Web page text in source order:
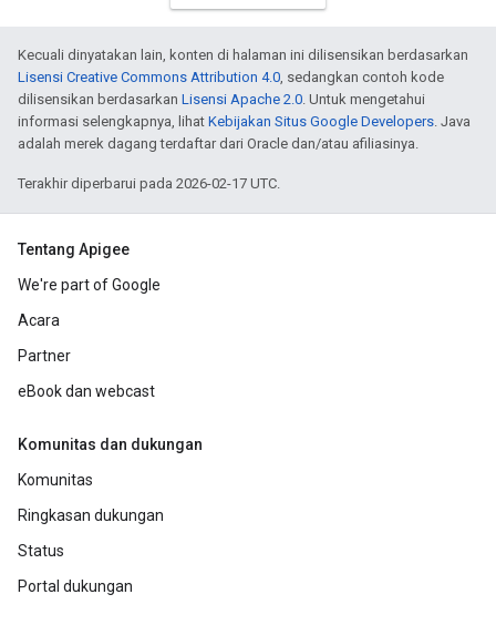
Kecuali dinyatakan lain, konten di halaman ini dilisensikan berdasarkan
Lisensi Creative Commons Attribution 4.0, sedangkan contoh kode
dilisensikan berdasarkan Lisensi Apache 2.0. Untuk mengetahui
informasi selengkapnya, lihat Kebijakan Situs Google Developers. Java
adalah merek dagang terdaftar dari Oracle dan/atau afiliasinya.
Terakhir diperbarui pada 2026-02-17 UTC.
Tentang Apigee
We're part of Google
Acara
Partner
eBook dan webcast
Komunitas dan dukungan
Komunitas
Ringkasan dukungan
Status
Portal dukungan